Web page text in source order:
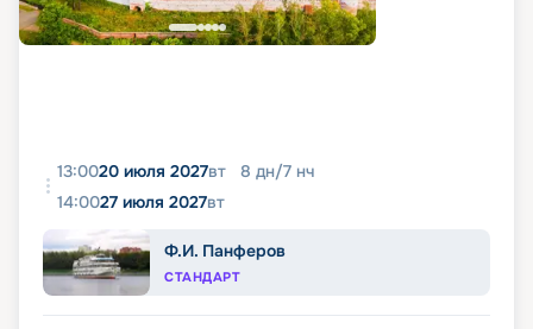
13:0020 июля 2027вт 8 дн/7 нч
14:0027 июля 2027вт
Ф.И. Панферов
СТАНДАРТ